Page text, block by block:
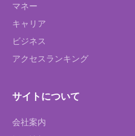
マネー
キャリア
ビジネス
アクセスランキング
サイトについて
会社案内